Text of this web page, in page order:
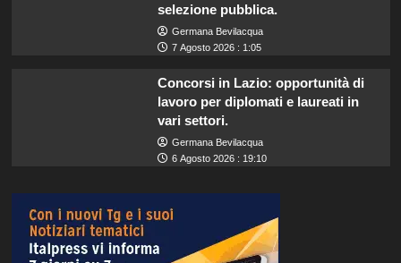
selezione pubblica.
Germana Bevilacqua
7 Agosto 2026 : 1:05
Concorsi in Lazio: opportunità di
lavoro per diplomati e laureati in
vari settori.
Germana Bevilacqua
6 Agosto 2026 : 19:10